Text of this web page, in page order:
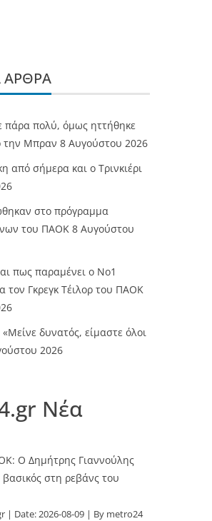
ΆΡΘΡΑ
πολύ, όμως ηττήθηκε
την Μπραν 8 Αυγούστου 2026
από σήμερα και ο Τρινκιέρι
στο πρόγραμμα
του ΠΑΟΚ 8 Αυγούστου
πως παραμένει ο Νο1
τον Γκρεγκ Τέιλορ του ΠΑΟΚ
δυνατός, είμαστε όλοι
2026
Νέα
Ο Δημήτρης Γιαννούλης
βασικός στη ρεβάνς του
Date: 2026-08-09 By metro24